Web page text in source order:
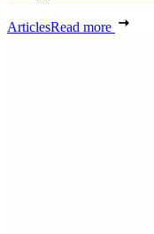
ArticlesRead more